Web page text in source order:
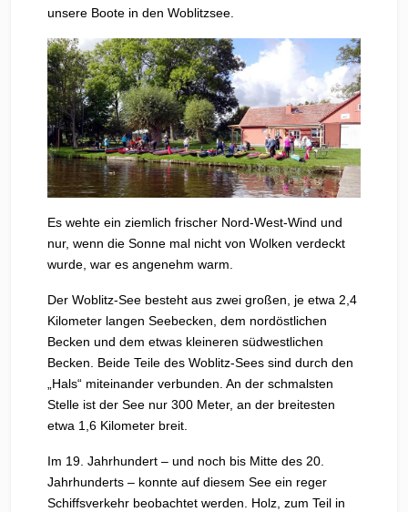
unsere Boote in den Woblitzsee.
Es wehte ein ziemlich frischer Nord-West-Wind und
nur, wenn die Sonne mal nicht von Wolken verdeckt
wurde, war es angenehm warm.
Der Woblitz-See besteht aus zwei großen, je etwa 2,4
Kilometer langen Seebecken, dem nordöstlichen
Becken und dem etwas kleineren südwestlichen
Becken. Beide Teile des Woblitz-Sees sind durch den
„Hals“ miteinander verbunden. An der schmalsten
Stelle ist der See nur 300 Meter, an der breitesten
etwa 1,6 Kilometer breit.
Im 19. Jahrhundert – und noch bis Mitte des 20.
Jahrhunderts – konnte auf diesem See ein reger
Schiffsverkehr beobachtet werden. Holz, zum Teil in